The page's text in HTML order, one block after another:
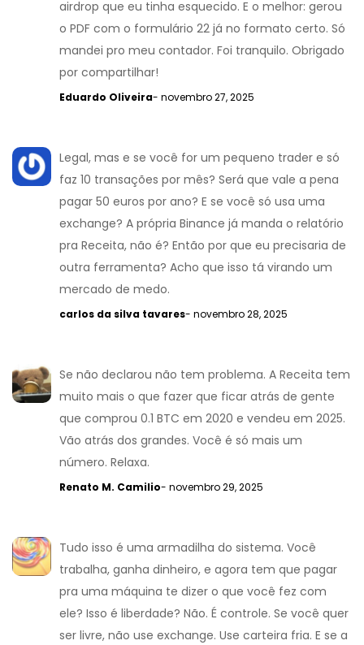
airdrop que eu tinha esquecido. E o melhor: gerou
o PDF com o formulário 22 já no formato certo. Só
mandei pro meu contador. Foi tranquilo. Obrigado
por compartilhar!
Eduardo Oliveira- novembro 27, 2025
Legal, mas e se você for um pequeno trader e só
faz 10 transações por mês? Será que vale a pena
pagar 50 euros por ano? E se você só usa uma
exchange? A própria Binance já manda o relatório
pra Receita, não é? Então por que eu precisaria de
outra ferramenta? Acho que isso tá virando um
mercado de medo.
carlos da silva tavares- novembro 28, 2025
Se não declarou não tem problema. A Receita tem
muito mais o que fazer que ficar atrás de gente
que comprou 0.1 BTC em 2020 e vendeu em 2025.
Vão atrás dos grandes. Você é só mais um
número. Relaxa.
Renato M. Camilio- novembro 29, 2025
Tudo isso é uma armadilha do sistema. Você
trabalha, ganha dinheiro, e agora tem que pagar
pra uma máquina te dizer o que você fez com
ele? Isso é liberdade? Não. É controle. Se você quer
ser livre, não use exchange. Use carteira fria. E se a